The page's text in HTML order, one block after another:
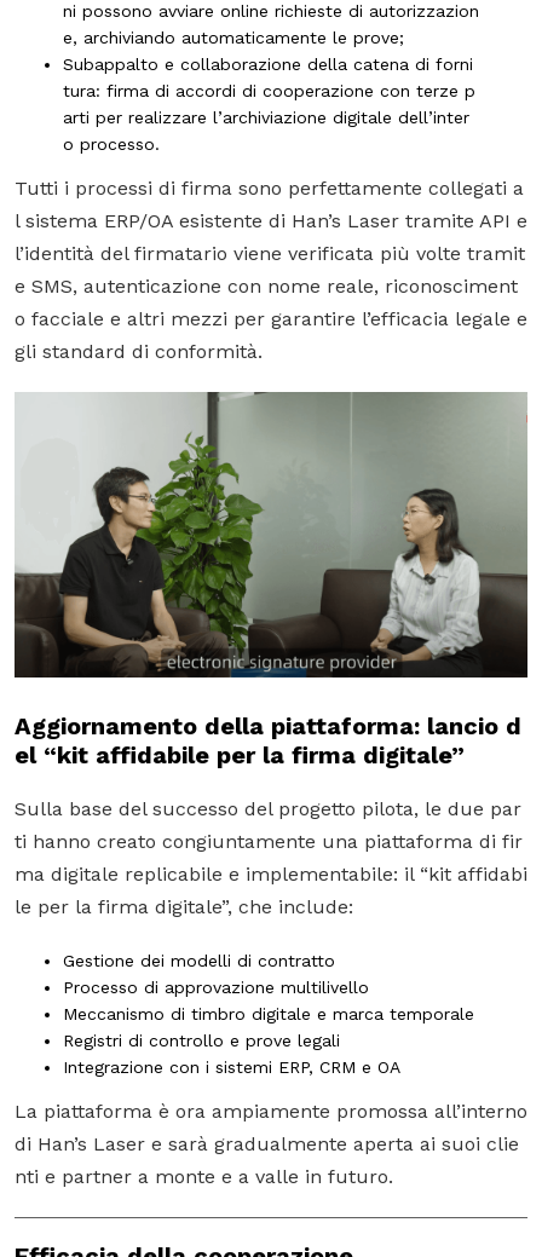
ni possono avviare online richieste di autorizzazion
e, archiviando automaticamente le prove;
Subappalto e collaborazione della catena di forni
tura: firma di accordi di cooperazione con terze p
arti per realizzare l’archiviazione digitale dell’inter
o processo.
Tutti i processi di firma sono perfettamente collegati a
l sistema ERP/OA esistente di Han’s Laser tramite API e
l’identità del firmatario viene verificata più volte tramit
e SMS, autenticazione con nome reale, riconosciment
o facciale e altri mezzi per garantire l’efficacia legale e
gli standard di conformità.
Aggiornamento della piattaforma: lancio d
el “kit affidabile per la firma digitale”
Sulla base del successo del progetto pilota, le due par
ti hanno creato congiuntamente una piattaforma di fir
ma digitale replicabile e implementabile: il “kit affidabi
le per la firma digitale”, che include:
Gestione dei modelli di contratto
Processo di approvazione multilivello
Meccanismo di timbro digitale e marca temporale
Registri di controllo e prove legali
Integrazione con i sistemi ERP, CRM e OA
La piattaforma è ora ampiamente promossa all’interno
di Han’s Laser e sarà gradualmente aperta ai suoi clie
nti e partner a monte e a valle in futuro.